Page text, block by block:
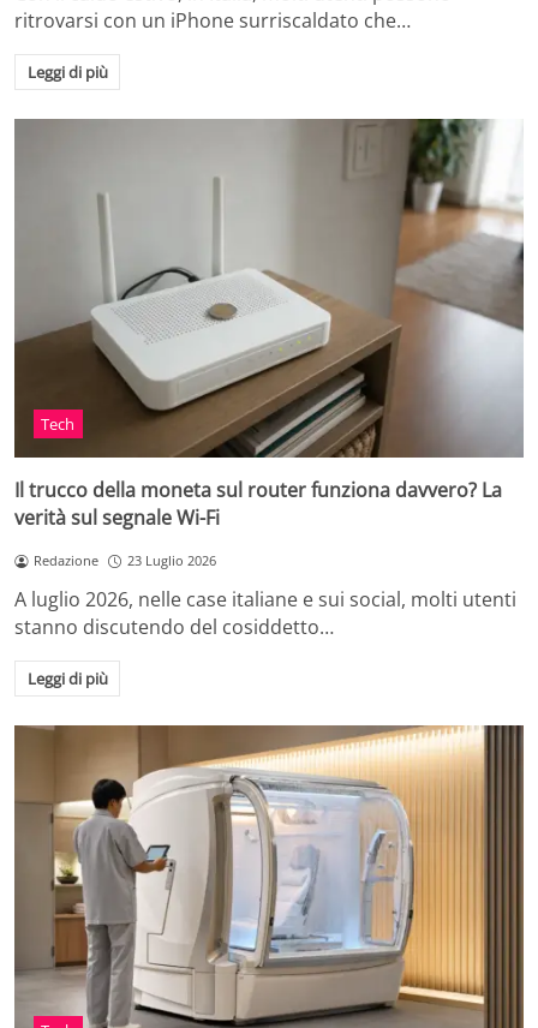
ritrovarsi con un iPhone surriscaldato che…
Leggi di più
Tech
Il trucco della moneta sul router funziona davvero? La
verità sul segnale Wi-Fi
Redazione 23 Luglio 2026
A luglio 2026, nelle case italiane e sui social, molti utenti
stanno discutendo del cosiddetto…
Leggi di più